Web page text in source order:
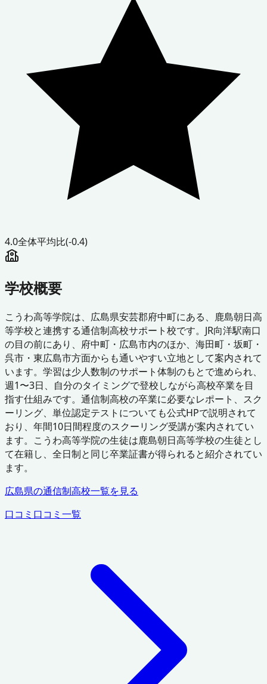
4.0全体平均比(-0.4)
学校概要
こうわ高等学院は、広島県安芸郡府中町にある、鹿島朝日高
等学校と連携する通信制高校サポート校です。JR向洋駅南口
の目の前にあり、府中町・広島市内のほか、海田町・坂町・
呉市・東広島市方面からも通いやすい立地として案内されて
います。学習は少人数制のサポート体制のもとで進められ、
週1〜3日、自分のタイミングで登校しながら高校卒業を目
指す仕組みです。通信制高校の卒業に必要なレポート、スク
ーリング、単位認定テストについても公式HPで説明されて
おり、年間10日間程度のスクーリング受講が案内されてい
ます。こうわ高等学院の生徒は鹿島朝日高等学校の生徒とし
て在籍し、全日制と同じ卒業証書が得られると紹介されてい
ます。
広島県の通信制高校一覧を見る
口コミ 口コミ一覧